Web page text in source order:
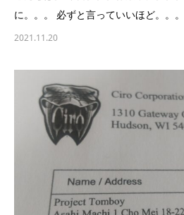
に。。。 必ずと言っていいほど。。
2021.11.20